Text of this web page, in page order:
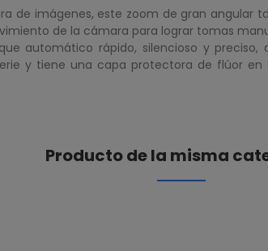
de imágenes, este zoom de gran angular
de la cámara para lograr tomas
automático rápido, silencioso y
y tiene una capa protectora de flúor
Producto de la misma